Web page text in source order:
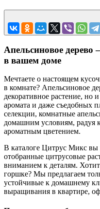
Апельсиновое дерево
в вашем доме
Мечтаете о настоящем
в комнате? Апельсиновое
декоративное растение, но
аромата и даже съедобных
селекции, комнатные
домашним условиям, радуя
ароматным цветением.
В каталоге Цитрус Микс вы
отобранные цитрусовые
вниманием к деталям.
горшке? Мы предлагаем
устойчивые к домашнему
выращивания в квартире,